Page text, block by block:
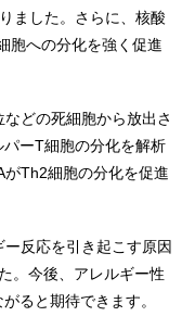
ました。さらに、核酸
胞への分化を強く促進
どの死細胞から放出さ
ーT細胞の分化を解析
がTh2細胞の分化を促進
反応を引き起こす原因
。今後、アレルギー性
ると期待できます。